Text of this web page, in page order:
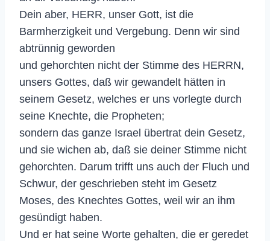
Dein aber, HERR, unser Gott, ist die
Barmherzigkeit und Vergebung. Denn wir sind
abtrünnig geworden
und gehorchten nicht der Stimme des HERRN,
unsers Gottes, daß wir gewandelt hätten in
seinem Gesetz, welches er uns vorlegte durch
seine Knechte, die Propheten;
sondern das ganze Israel übertrat dein Gesetz,
und sie wichen ab, daß sie deiner Stimme nicht
gehorchten. Darum trifft uns auch der Fluch und
Schwur, der geschrieben steht im Gesetz
Moses, des Knechtes Gottes, weil wir an ihm
gesündigt haben.
Und er hat seine Worte gehalten, die er geredet